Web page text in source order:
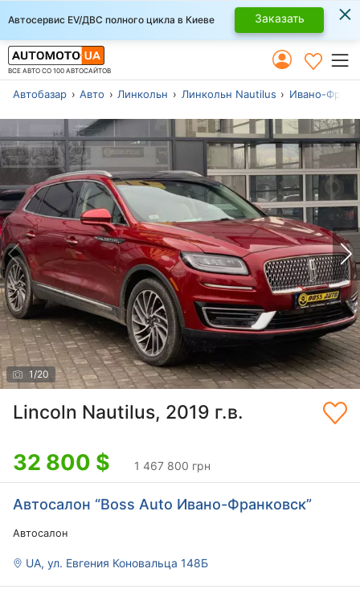
Автосервис EV/ДВС полного цикла в Киеве Заказать ×
ВСЕ АВТО СО 100 АВТОСАЙТОВ
Автобазар Авто Линкольн Линкольн Nautilus Ивано-
1 /20
Lincoln Nautilus, 2019 г.в.
32 800 $ 1 467 800 грн
Автосалон “Boss Auto Ивано-Франковск”
Автосалон
UA, ул. Евгения Коновальца 148Б